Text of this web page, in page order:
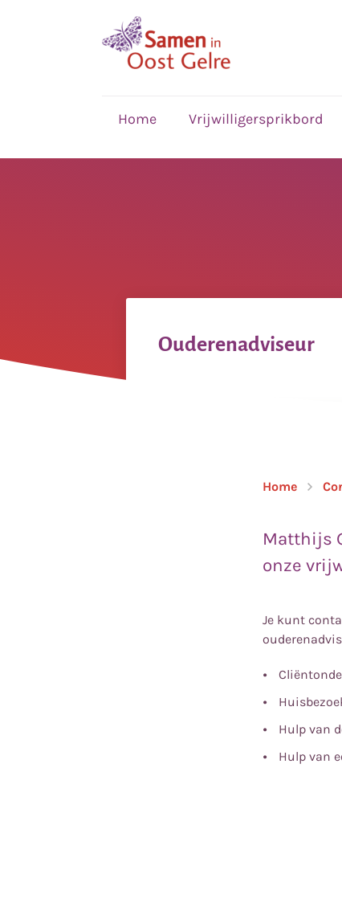
Home Vrijwilligersprikbord
Ouderenadviseur
Home
Matthijs
onze
Je kunt
Hulp van
Hulp van